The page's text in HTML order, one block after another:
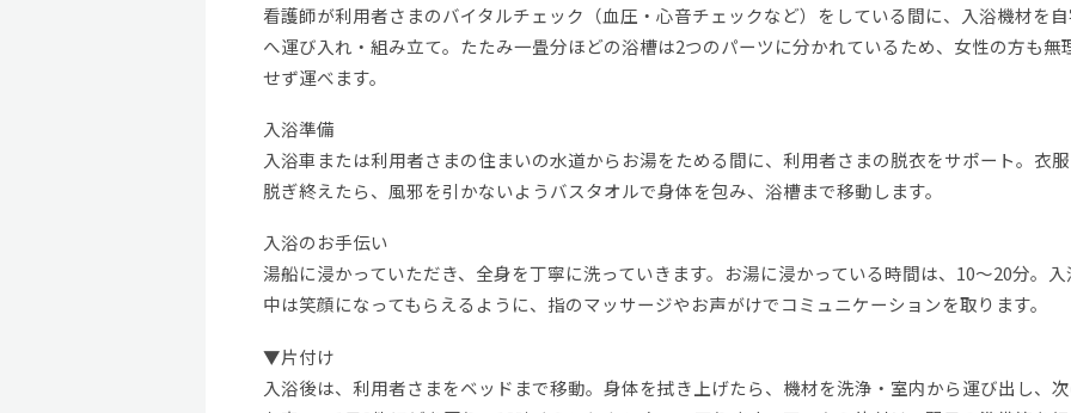
看護師が利用者さまのバイタルチェック（血圧・心音チェックなど）をしている間に、入浴機材を
へ運び入れ・組み立て。たたみ一畳分ほどの浴槽は2つのパーツに分かれているため、女性の方も無
せず運べます。
入浴準備
入浴車または利用者さまの住まいの水道からお湯をためる間に、利用者さまの脱衣をサポート。衣
脱ぎ終えたら、風邪を引かないようバスタオルで身体を包み、浴槽まで移動します。
入浴のお手伝い
湯船に浸かっていただき、全身を丁寧に洗っていきます。お湯に浸かっている時間は、10～20分。入
中は笑顔になってもらえるように、指のマッサージやお声がけでコミュニケーションを取ります。
▼片付け
入浴後は、利用者さまをベッドまで移動。身体を拭き上げたら、機材を洗浄・室内から運び出し、